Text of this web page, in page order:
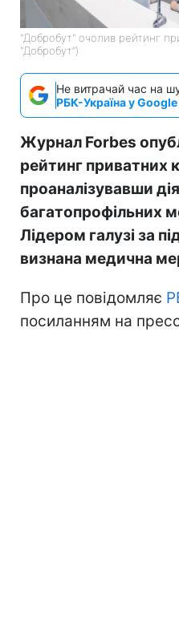
"Добробут" очолив рейтинг
"Добробут”)
Не витрачай час на
РБК-Україна у Google
Журнал Forbes
рейтинг приватних
проаналізувавши
багатопрофільних
Лідером галузі за
визнана медична
Про це повідомляє
посиланням на